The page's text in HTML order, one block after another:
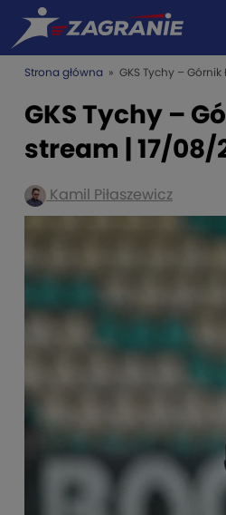
Strona główna » GKS Tychy –
GKS Tychy –
stream | 17/08/
Kamil Piłaszewicz